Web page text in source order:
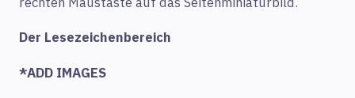
Der Lesezeichenbereich
*ADD IMAGES